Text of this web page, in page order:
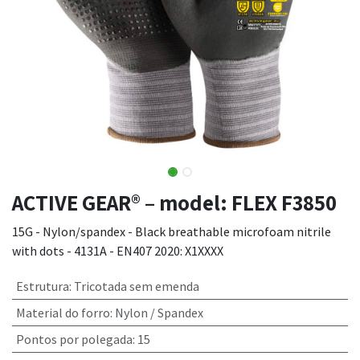
ACTIVE GEAR® – model: FLEX F3850
15G - Nylon/spandex - Black breathable microfoam nitrile
with dots - 4131A - EN407 2020: X1XXXX
Estrutura: Tricotada sem emenda
Material do forro: Nylon / Spandex
Pontos por polegada: 15